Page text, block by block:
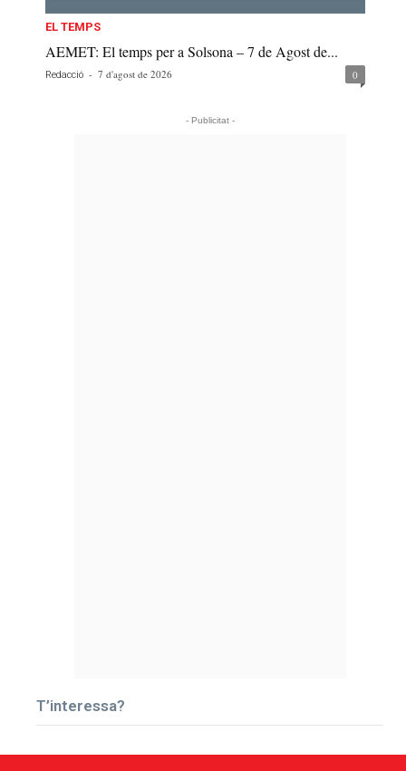
EL TEMPS
AEMET: El temps per a Solsona – 7 de Agost de...
Redacció - 7 d'agost de 2026 0
- Publicitat -
T’interessa?